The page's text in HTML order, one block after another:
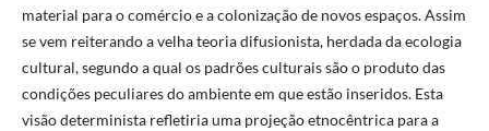
material para o comércio e a colonização de novos espaços. Assim
se vem reiterando a velha teoria difusionista, herdada da ecologia
cultural, segundo a qual os padrões culturais são o produto das
condições peculiares do ambiente em que estão inseridos. Esta
visão determinista refletiria uma projeção etnocêntrica para a